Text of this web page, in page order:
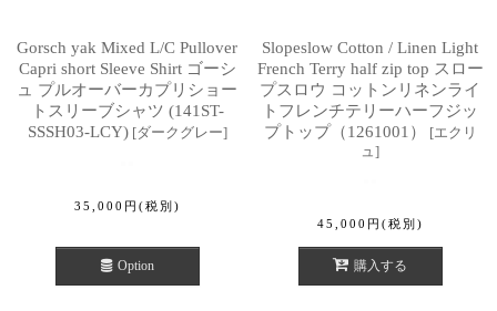
Gorsch yak Mixed L/C Pullover
Capri short Sleeve Shirt ゴーシ
ュ プルオーバーカプリショー
トスリーブシャツ (141ST-
SSSH03-LCY) [ダークグレー]
35,000 円 (税別)
Option
Slopeslow Cotton / Linen Light
French Terry half zip top スロー
プスロウ コットンリネンライ
トフレンチテリーハーフジッ
プトップ（1261001）
[エクリ
ュ ]
45,000 円 (税別)
購入する